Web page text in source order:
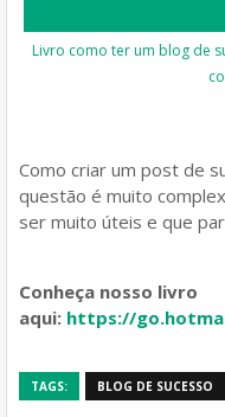
Livro como ter um blog de
Como criar um post de
questão é muito
ser muito úteis e que
Conheça nosso livro
aqui: https://
TAGS: BLOG DE SUCESSO